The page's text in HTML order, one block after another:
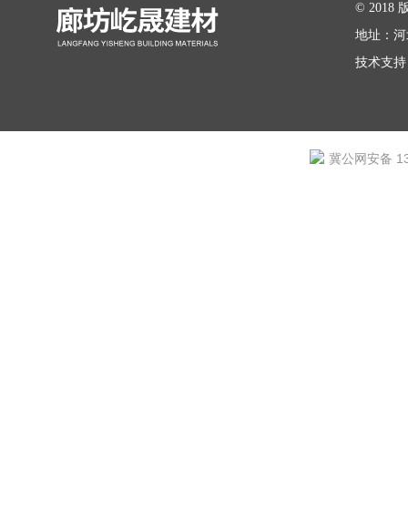
© 2018
地址：
技术支
冀公网安备